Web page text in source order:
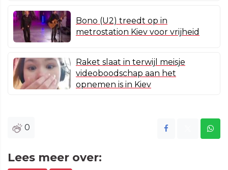
Bono (U2) treedt op in
metrostation Kiev voor vrijheid
Raket slaat in terwijl meisje
videoboodschap aan het
opnemen is in Kiev
0
Lees meer over: